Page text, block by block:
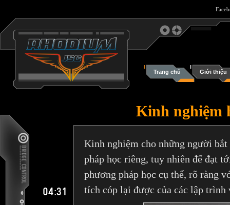
Trang chủ Giới thiệu
04:31
Kinh nghiệm
Kinh nghiệm cho những người
pháp học riêng, tuy nhiên để đạt
phương pháp học cụ thể, rõ ràng
tích cóp lại được của các lập trình